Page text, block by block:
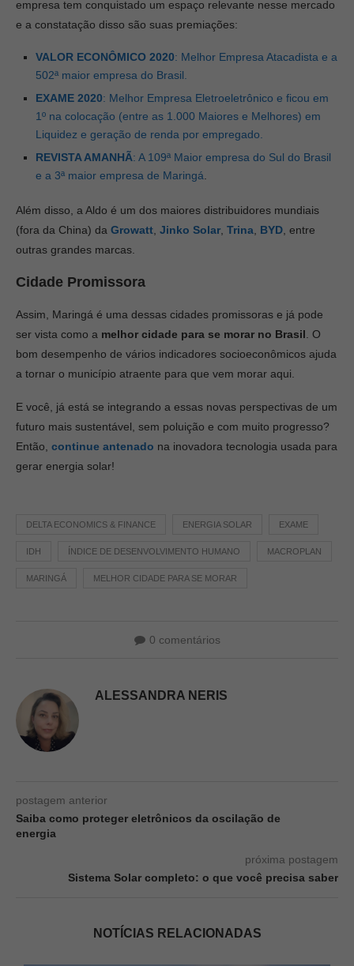
empresa tem conquistado um espaço relevante nesse mercado
e a constatação disso são suas premiações:
VALOR ECONÔMICO 2020: Melhor Empresa Atacadista e a
502ª maior empresa do Brasil.
EXAME 2020: Melhor Empresa Eletroeletrônico e ficou em
1º na colocação (entre as 1.000 Maiores e Melhores) em
Liquidez e geração de renda por empregado.
REVISTA AMANHÃ: A 109ª Maior empresa do Sul do Brasil
e a 3ª maior empresa de Maringá
Além disso, a Aldo é um dos maiores distribuidores mundiais
(fora da China) da Growatt Jinko Solar Trina BYD , entre
outras grandes marcas.
Cidade Promissora
Assim, Maringá é uma dessas cidades promissoras e já pode
ser vista como a melhor cidade para se morar no Brasil . O
bom desempenho de vários indicadores socioeconômicos ajuda
a tornar o município atraente para que vem morar aqui.
E você, já está se integrando a essas novas perspectivas de um
futuro mais sustentável, sem poluição e com muito progresso?
Então, continue antenado na inovadora tecnologia usada para
gerar energia solar!
DELTA ECONOMICS & FINANCE ENERGIA SOLAR EXAME
IDH ÍNDICE DE DESENVOLVIMENTO HUMANO MACROPLAN
MARINGÁ MELHOR CIDADE PARA SE MORAR
0 comentários
ALESSANDRA NERIS
postagem anterior
Saiba como proteger eletrônicos da oscilação de
energia
próxima postagem
Sistema Solar completo: o que você precisa saber
NOTÍCIAS RELACIONADAS